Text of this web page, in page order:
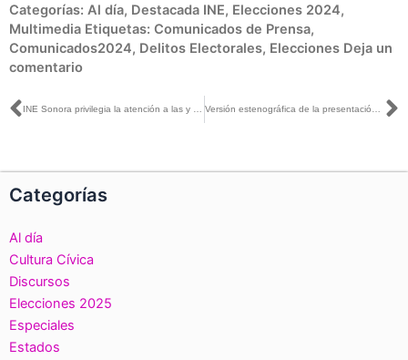
Categorías: Al día, Destacada INE, Elecciones 2024,
Multimedia Etiquetas: Comunicados de Prensa,
Comunicados2024, Delitos Electorales, Elecciones Deja un
comentario
Ant
Categorías
Al día
Cultura Cívica
Discursos
Elecciones 2025
Especiales
Estados